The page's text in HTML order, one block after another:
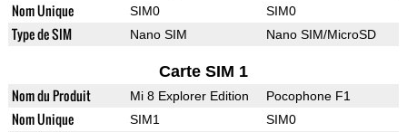
Nom Unique SIM0 SIM0
Type de SIM Nano SIM Nano SIM/MicroSD
Carte SIM 1
Nom du Produit Mi 8 Explorer Edition Pocophone F1
Nom Unique SIM1 SIM0